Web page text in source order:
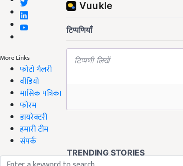
More Links
फोटो गैलरी
वीडियो
मासिक पत्रिका
फोरम
डायरेक्टरी
हमारी टीम
संपर्क